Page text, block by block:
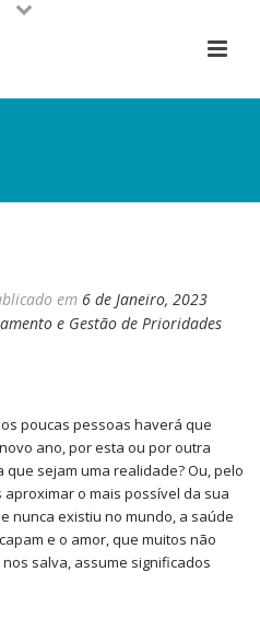
em 6 de Janeiro, 2023
e Gestão de Prioridades
poucas pessoas haverá que
ano, por esta ou por outra
sejam uma realidade? Ou, pelo
o mais possível da sua
nunca existiu no mundo, a saúde
e o amor, que muitos não
salva, assume significados